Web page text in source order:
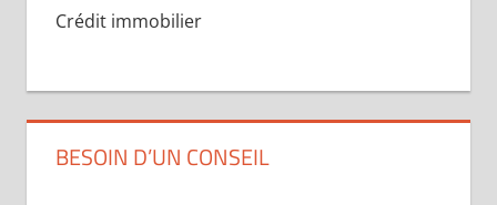
Crédit immobilier
BESOIN D’UN CONSEIL